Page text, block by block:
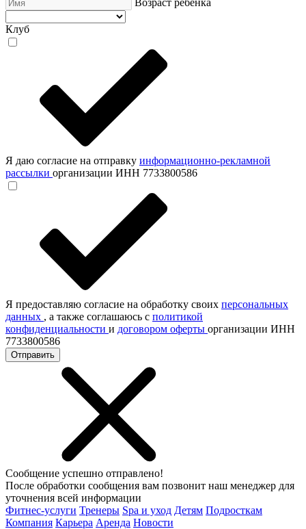
Возраст ребёнка
Клуб
Я даю согласие на отправку информационно-рекламной
рассылки организации ИНН 7733800586
Я предоставляю согласие на обработку своих персональных
данных , а также соглашаюсь с политикой
конфиденциальности и договором оферты организации ИНН
7733800586
Отправить
Сообщение успешно отправлено!
После обработки сообщения вам позвонит наш менеджер для
уточнения всей информации
Фитнес-услуги Тренеры Spa и уход Детям Подросткам
Компания Карьера Аренда Новости